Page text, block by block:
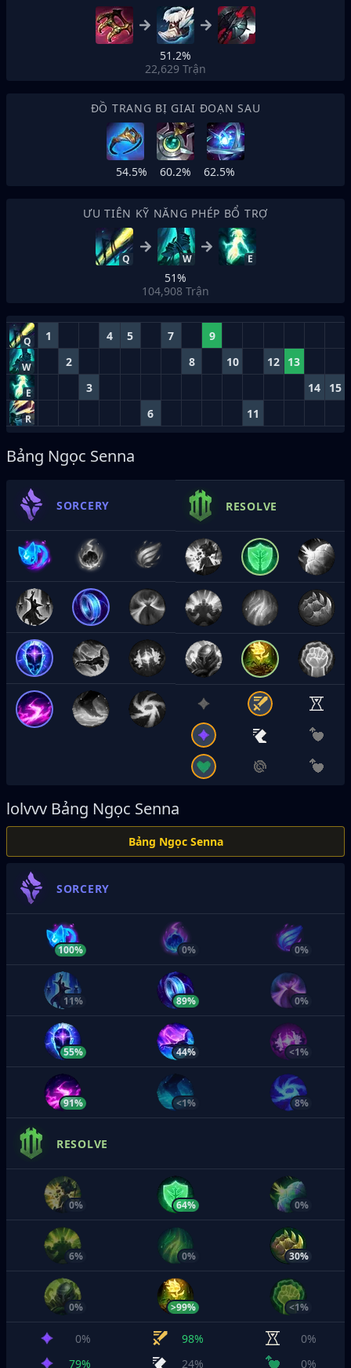
51.2%
22,629 Trận
ĐỒ TRANG BỊ GIAI ĐOẠN SAU
54.5% 60.2% 62.5%
ƯU TIÊN KỸ NĂNG PHÉP BỔ TRỢ
Q W E
51%
104,908 Trận
Q 1 4 5 7 9
W 2 8 10 12 13
E 3 14 15
R 6 11
Bảng Ngọc Senna
SORCERY RESOLVE
lolvvv Bảng Ngọc Senna
Bảng Ngọc Senna
SORCERY
100% 0% 0%
11% 89% 0%
55% 44% <1%
91% <1% 8%
RESOLVE
0% 64% 0%
6% 0% 30%
0% >99% <1%
0% 98%
0%
79%
24% 0%